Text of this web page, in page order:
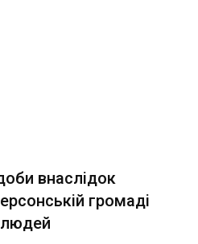
внаслідок
громаді